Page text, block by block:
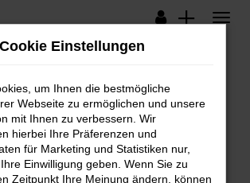
Lagerfahrzeuge
Error
ein Fehler aufgetreten.
Tipps, die dir helfen können:
Cookie Einstellungen
um Ihnen die bestmögliche
Webseite zu ermöglichen und unsere
mit Ihnen zu verbessern. Wir
hierbei Ihre Präferenzen und
für Marketing und Statistiken nur,
Einwilligung geben. Wenn Sie zu
Zeitpunkt Ihre Meinung ändern, können